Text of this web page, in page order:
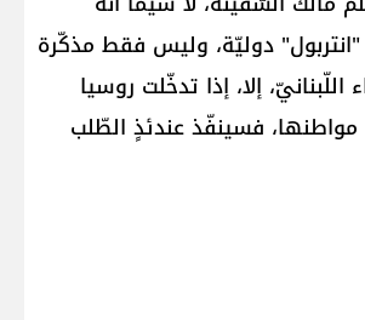
دوليّة، وليس فقط مذكّرة
إلا، إذا تدخّلت روسيا
فسينفّذ عندئذٍ الطّلب